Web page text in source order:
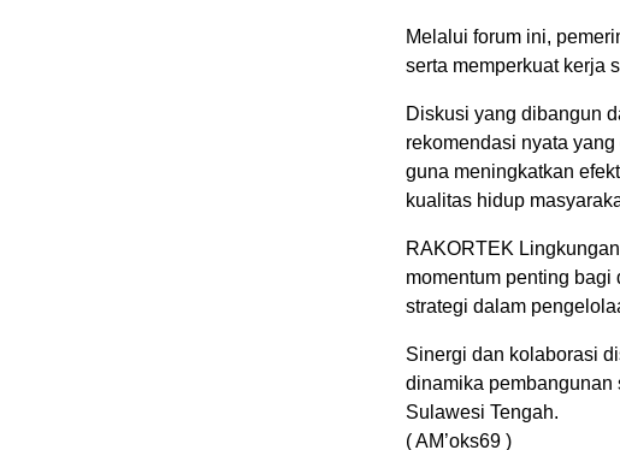
Melalui forum ini,
serta memperkuat kerja
Diskusi yang dibangun
rekomendasi nyata
guna meningkatkan
kualitas hidup
RAKORTEK
momentum penting bagi
strategi dalam
Sinergi dan kolaborasi
dinamika
Sulawesi Tengah.
( AM’oks69 )